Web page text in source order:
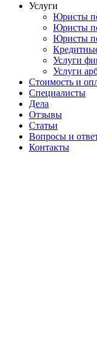
Услуги
Юристы
Юристы
Юристы
Услуги
Услуги
Стоимость и
Специалисты
Дела
Отзывы
Статьи
Вопросы и
Контакты